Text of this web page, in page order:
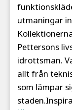
utmaningar
Pettersons
idrottsman.
allt från
som lämpar